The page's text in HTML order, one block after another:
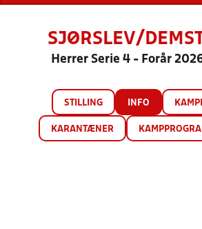
SJØRSLEV/
Herrer Serie 4 - Forår
STILLING INFO
KARANTÆNER